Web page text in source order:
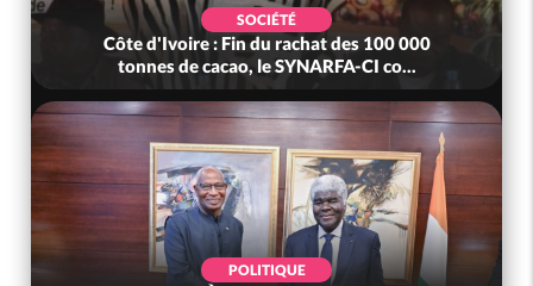
SOCIÉTÉ
Côte d'Ivoire : Fin du rachat des 100 000
tonnes de cacao, le SYNARFA-CI co...
POLITIQUE